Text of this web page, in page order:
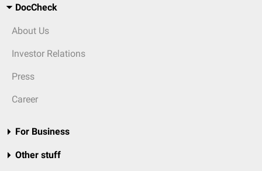
DocCheck
About Us
Investor Relations
Press
Career
For Business
Other stuff